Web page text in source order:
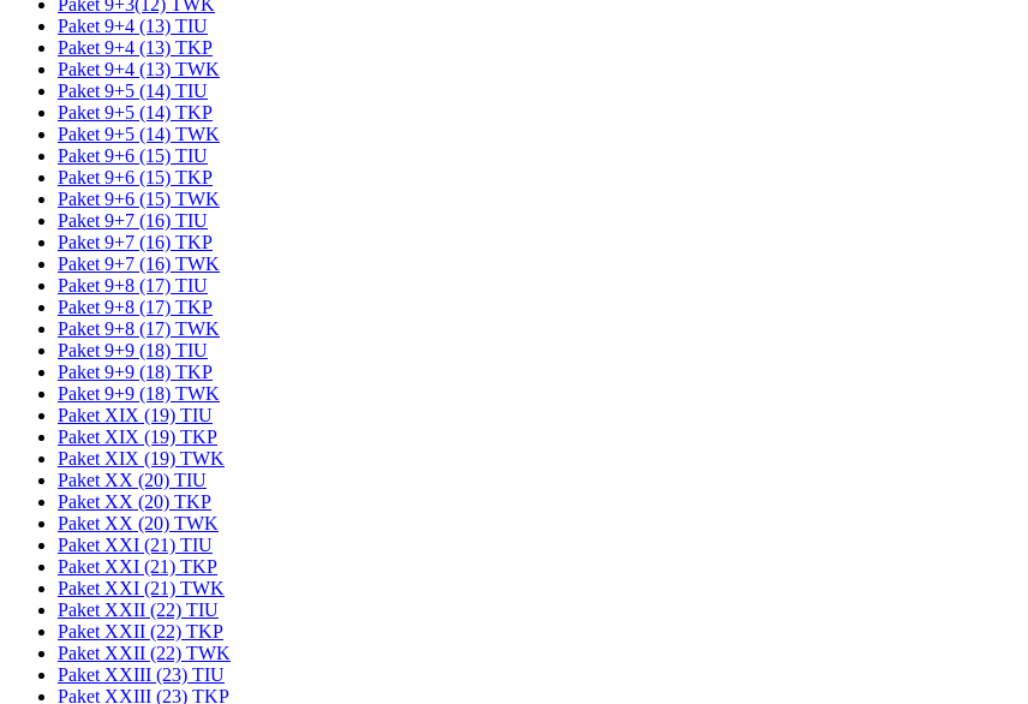
Paket 9+3(12) TWK
Paket 9+4 (13) TIU
Paket 9+4 (13) TKP
Paket 9+4 (13) TWK
Paket 9+5 (14) TIU
Paket 9+5 (14) TKP
Paket 9+5 (14) TWK
Paket 9+6 (15) TIU
Paket 9+6 (15) TKP
Paket 9+6 (15) TWK
Paket 9+7 (16) TIU
Paket 9+7 (16) TKP
Paket 9+7 (16) TWK
Paket 9+8 (17) TIU
Paket 9+8 (17) TKP
Paket 9+8 (17) TWK
Paket 9+9 (18) TIU
Paket 9+9 (18) TKP
Paket 9+9 (18) TWK
Paket XIX (19) TIU
Paket XIX (19) TKP
Paket XIX (19) TWK
Paket XX (20) TIU
Paket XX (20) TKP
Paket XX (20) TWK
Paket XXI (21) TIU
Paket XXI (21) TKP
Paket XXI (21) TWK
Paket XXII (22) TIU
Paket XXII (22) TKP
Paket XXII (22) TWK
Paket XXIII (23) TIU
Paket XXIII (23) TKP